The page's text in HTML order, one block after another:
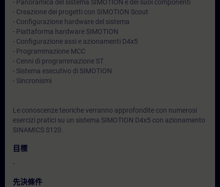
- Panoramica del sistema SIMOTION e dei suoi componenti
- Creazione dei progetti con SIMOTION Scout
- Configurazione hardware del sistema
- Piattaforma hardware SIMOTION
- Configurazione assi e azionamenti D4x5
- Programmazione MCC
- Cenni di programmazione ST
- Sistema esecutivo di SIMOTION
- Sincronismi
Le conoscenze teoriche verranno approfondite con numerosi
esercizi pratici su un sistema SIMOTION D4x5 con azionamento
SINAMICS S120.
目標
-
先決條件